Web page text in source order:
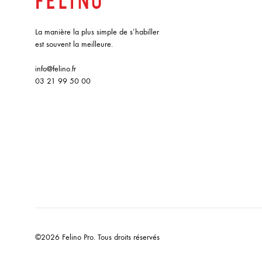
La manière la plus simple de s’habiller
est souvent la meilleure.
info@felino.fr
03 21 99 50 00
©2026 Felino Pro. Tous droits réservés